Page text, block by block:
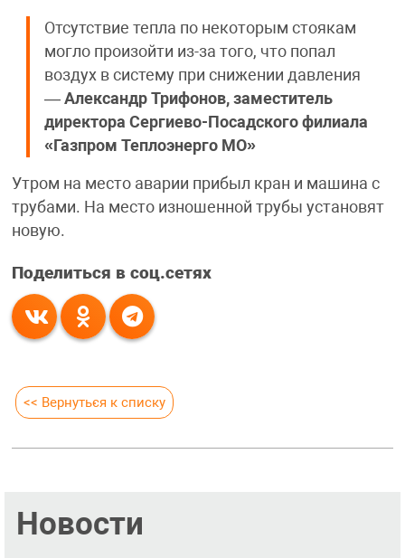
Отсутствие тепла по некоторым стоякам
могло произойти из-за того, что попал
воздух в систему при снижении давления
— Александр Трифонов, заместитель
директора Сергиево-Посадского филиала
«Газпром Теплоэнерго МО»
Утром на место аварии прибыл кран и машина с
трубами. На место изношенной трубы установят
новую.
Поделиться в соц.сетях
<< Вернуться к списку
Новости